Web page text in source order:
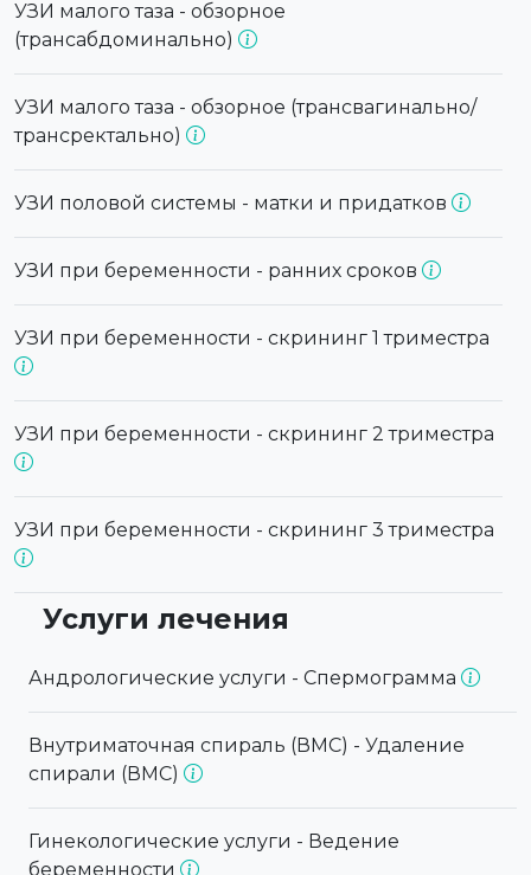
УЗИ малого таза - обзорное
(трансабдоминально)
УЗИ малого таза - обзорное (трансвагинально/
трансректально)
УЗИ половой системы - матки и придатков
УЗИ при беременности - ранних сроков
УЗИ при беременности - скрининг 1 триместра
УЗИ при беременности - скрининг 2 триместра
УЗИ при беременности - скрининг 3 триместра
Услуги лечения
Андрологические услуги - Спермограмма
Внутриматочная спираль (ВМС) - Удаление
спирали (ВМС)
Гинекологические услуги - Ведение
беременности